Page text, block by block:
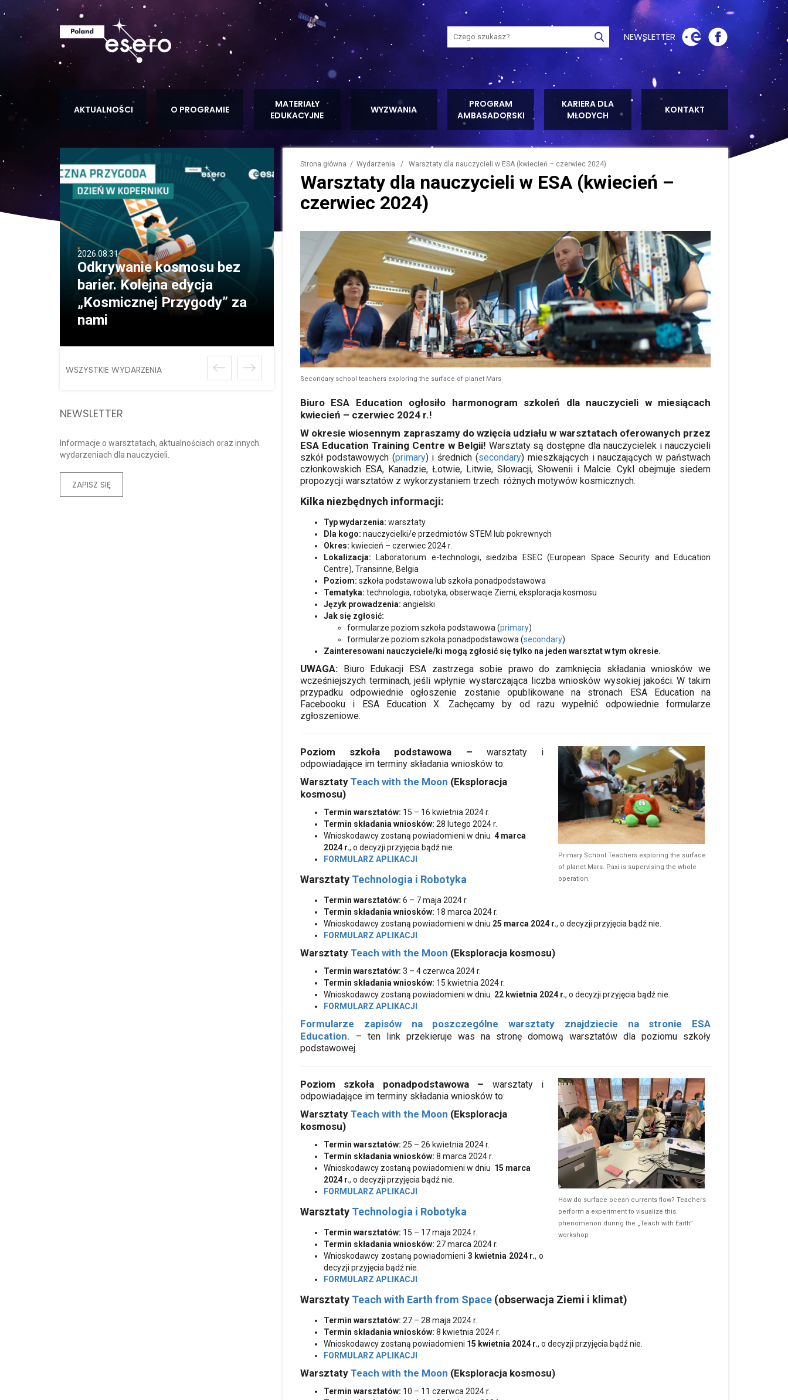
NEWSLETTER
AKTUALNOŚCI O PROGRAMIE
MATERIAŁY
EDUKACYJNE
WYZWANIA
PROGRAM
AMBASADORSKI
KARIERA DLA
MŁODYCH
KONTAKT
Wyszukaj na stronie Szukaj
2026.08.31
Odkrywanie kosmosu bez
barier. Kolejna edycja
„Kosmicznej Przygody” za
nami
WSZYSTKIE WYDARZENIA
NEWSLETTER
Informacje o warsztatach, aktualnościach oraz innych
wydarzeniach dla nauczycieli.
ZAPISZ SIĘ
Strona główna / Wydarzenia / Warsztaty dla nauczycieli w ESA (kwiecień – czerwiec 2024)
Warsztaty dla nauczycieli w ESA (kwiecień –
czerwiec 2024)
Secondary school teachers exploring the surface of planet Mars
Biuro ESA Education ogłosiło harmonogram szkoleń dla nauczycieli w miesiącach
kwiecień – czerwiec 2024 r.!
W okresie wiosennym zapraszamy do wzięcia udziału w warsztatach oferowanych przez
ESA Education Training Centre w Belgii! Warsztaty są dostępne dla nauczycielek i nauczycieli
szkół podstawowych (primary) i średnich (secondary) mieszkających i nauczających w państwach
członkowskich ESA, Kanadzie, Łotwie, Litwie, Słowacji, Słowenii i Malcie. Cykl obejmuje siedem
propozycji warsztatów z wykorzystaniem trzech różnych motywów kosmicznych.
Kilka niezbędnych informacji:
Typ wydarzenia: warsztaty
Dla kogo: nauczycielki/e przedmiotów STEM lub pokrewnych
Okres: kwiecień – czerwiec 2024 r.
Lokalizacja: Laboratorium e-technologii, siedziba ESEC (European Space Security and Education
Centre), Transinne, Belgia
Poziom: szkoła podstawowa lub szkoła ponadpodstawowa
Tematyka: technologia, robotyka, obserwacje Ziemi, eksploracja kosmosu
Język prowadzenia: angielski
Jak się zgłosić:
formularze poziom szkoła podstawowa (primary)
formularze poziom szkoła ponadpodstawowa (secondary)
Zainteresowani nauczyciele/ki mogą zgłosić się tylko na jeden warsztat w tym okresie.
UWAGA: Biuro Edukacji ESA zastrzega sobie prawo do zamknięcia składania wniosków we
wcześniejszych terminach, jeśli wpłynie wystarczająca liczba wniosków wysokiej jakości. W takim
przypadku odpowiednie ogłoszenie zostanie opublikowane na stronach ESA Education na
Facebooku i ESA Education X. Zachęcamy by od razu wypełnić odpowiednie formularze
zgłoszeniowe.
Primary School Teachers exploring the surface
of planet Mars. Paxi is supervising the whole
operation.
Poziom szkoła podstawowa – warsztaty i
odpowiadające im terminy składania wniosków to:
Warsztaty Teach with the Moon (Eksploracja
kosmosu)
Termin warsztatów: 15 – 16 kwietnia 2024 r.
Termin składania wniosków: 28 lutego 2024 r.
Wnioskodawcy zostaną powiadomieni w dniu 4 marca
2024 r., o decyzji przyjęcia bądź nie.
FORMULARZ APLIKACJI
Warsztaty Technologia i Robotyka
Termin warsztatów: 6 – 7 maja 2024 r.
Termin składania wniosków: 18 marca 2024 r.
Wnioskodawcy zostaną powiadomieni w dniu 25 marca 2024 r., o decyzji przyjęcia bądź nie.
FORMULARZ APLIKACJI
Warsztaty Teach with the Moon (Eksploracja kosmosu)
Termin warsztatów: 3 – 4 czerwca 2024 r.
Termin składania wniosków: 15 kwietnia 2024 r.
Wnioskodawcy zostaną powiadomieni w dniu 22 kwietnia 2024 r., o decyzji przyjęcia bądź nie.
FORMULARZ APLIKACJI
Formularze zapisów na poszczególne warsztaty znajdziecie na stronie ESA
Education. – ten link przekieruje was na stronę domową warsztatów dla poziomu szkoły
podstawowej.
How do surface ocean currents flow? Teachers
perform a experiment to visualize this
phenomenon during the „Teach with Earth”
workshop
Poziom szkoła ponadpodstawowa – warsztaty i
odpowiadające im terminy składania wniosków to:
Warsztaty Teach with the Moon (Eksploracja
kosmosu)
Termin warsztatów: 25 – 26 kwietnia 2024 r.
Termin składania wniosków: 8 marca 2024 r.
Wnioskodawcy zostaną powiadomieni w dniu 15 marca
2024 r., o decyzji przyjęcia bądź nie.
FORMULARZ APLIKACJI
Warsztaty Technologia i Robotyka
Termin warsztatów: 15 – 17 maja 2024 r.
Termin składania wniosków: 27 marca 2024 r.
Wnioskodawcy zostaną powiadomieni 3 kwietnia 2024 r., o
decyzji przyjęcia bądź nie.
FORMULARZ APLIKACJI
Warsztaty Teach with Earth from Space (obserwacja Ziemi i klimat)
Termin warsztatów: 27 – 28 maja 2024 r.
Termin składania wniosków: 8 kwietnia 2024 r.
Wnioskodawcy zostaną powiadomieni 15 kwietnia 2024 r., o decyzji przyjęcia bądź nie.
FORMULARZ APLIKACJI
Warsztaty Teach with the Moon (Eksploracja kosmosu)
Termin warsztatów: 10 – 11 czerwca 2024 r.